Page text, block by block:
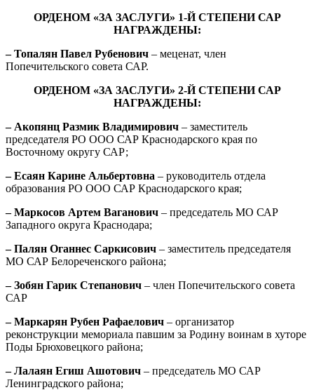
ОРДЕНОМ «ЗА ЗАСЛУГИ» 1-Й СТЕПЕНИ САР
НАГРАЖДЕНЫ:
– Топалян Павел Рубенович – меценат, член
Попечительского совета САР.
ОРДЕНОМ «ЗА ЗАСЛУГИ» 2-Й СТЕПЕНИ САР
НАГРАЖДЕНЫ:
– Акопянц Размик Владимирович – заместитель
председателя РО ООО САР Краснодарского края по
Восточному округу САР;
– Есаян Карине Альбертовна – руководитель отдела
образования РО ООО САР Краснодарского края;
– Маркосов Артем Ваганович – председатель МО САР
Западного округа Краснодара;
– Палян Оганнес Саркисович – заместитель председателя
МО САР Белореченского района;
– Зобян Гарик Степанович – член Попечительского совета
САР
– Маркарян Рубен Рафаелович – организатор
реконструкции мемориала павшим за Родину воинам в хуторе
Поды Брюховецкого района;
– Лалаян Егиш Ашотович – председатель МО САР
Ленинградского района;